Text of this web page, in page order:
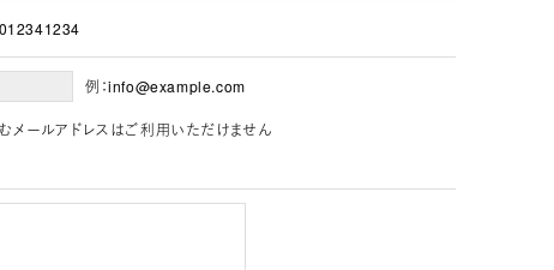
例：info@example.com
むメールアドレスはご利用いただけません